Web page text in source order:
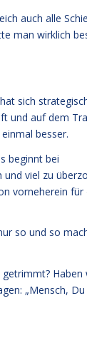
auch alle
man wirklich
sich
und auf dem
besser.
beginnt bei
viel zu
vorneherein für
so und so
Haben
„Mensch,